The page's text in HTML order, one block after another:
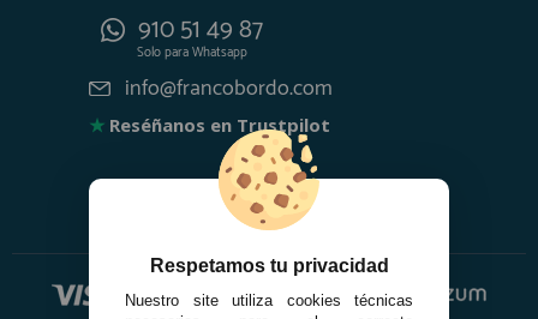
910 51 49 87
Solo paraWhatsapp
info@francobordo.com
★ Reséñanos en Trustpilot
Respetamos tu privacidad
Nuestro site utiliza cookies técnicas